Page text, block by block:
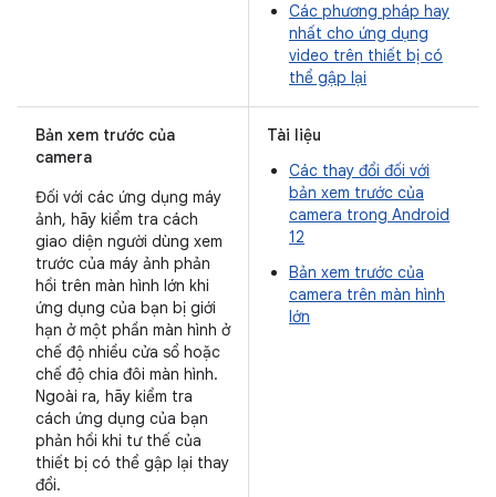
Các phương pháp hay
nhất cho ứng dụng
video trên thiết bị có
thể gập lại
Bản xem trước của
camera
Đối với các ứng dụng máy
ảnh, hãy kiểm tra cách
giao diện người dùng xem
trước của máy ảnh phản
hồi trên màn hình lớn khi
ứng dụng của bạn bị giới
hạn ở một phần màn hình ở
chế độ nhiều cửa sổ hoặc
chế độ chia đôi màn hình.
Ngoài ra, hãy kiểm tra
cách ứng dụng của bạn
phản hồi khi tư thế của
thiết bị có thể gập lại thay
đổi.
Tài liệu
Các thay đổi đối với
bản xem trước của
camera trong Android
12
Bản xem trước của
camera trên màn hình
lớn